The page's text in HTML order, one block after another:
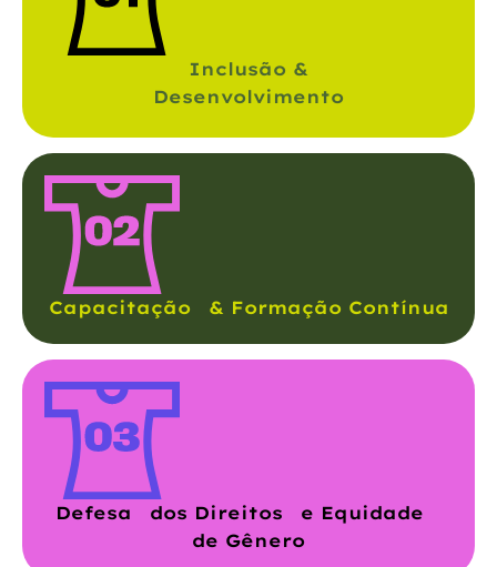
Inclusão &
Desenvolvimento
Capacitação & Formação Contínua
Defesa dos Direitos e Equidade
de Gênero